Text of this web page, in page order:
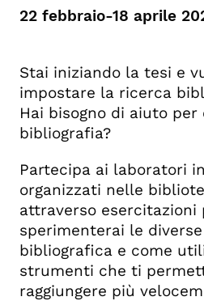
22 febbraio-18 aprile
Stai iniziando la tesi e
impostare la ricerca
Hai bisogno di aiuto per
bibliografia?
Partecipa ai laboratori
organizzati nelle
attraverso esercitazioni
sperimenterai le
bibliografica e come
strumenti che ti
raggiungere più